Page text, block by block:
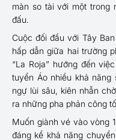
màn so tài với một trong
đấu.
Cuộc đối đầu với Tây
hấp dẫn giữa hai trường
“La Roja” hướng đến
tuyển Áo nhiều khả
ngự lùi sâu, kiên nhẫn
ra những pha phản công
Muốn giành vé vào vòng
đáng kể khả năng